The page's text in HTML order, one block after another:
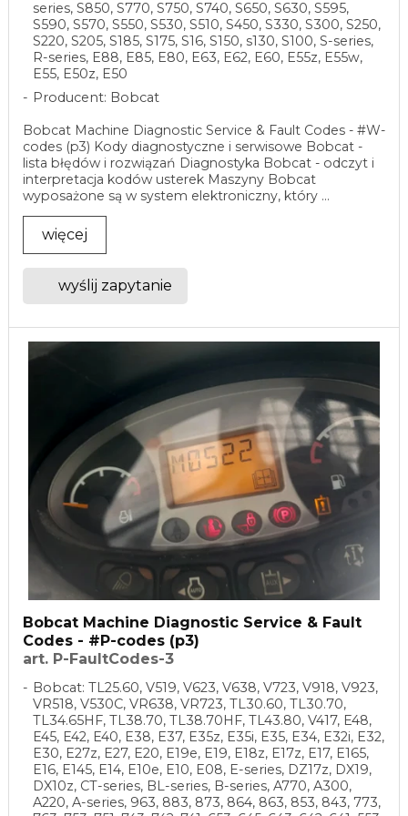
series, S850, S770, S750, S740, S650, S630, S595,
S590, S570, S550, S530, S510, S450, S330, S300, S250,
S220, S205, S185, S175, S16, S150, s130, S100, S-series,
R-series, E88, E85, E80, E63, E62, E60, E55z, E55w,
E55, E50z, E50
Producent: Bobcat
Bobcat Machine Diagnostic Service & Fault Codes - #W-
codes (p3) Kody diagnostyczne i serwisowe Bobcat -
lista błędów i rozwiązań Diagnostyka Bobcat - odczyt i
interpretacja kodów usterek Maszyny Bobcat
wyposażone są w system elektroniczny, który ...
więcej
wyślij zapytanie
Bobcat Machine Diagnostic Service & Fault
Codes - #P-codes (p3)
art. P-FaultCodes-3
Bobcat: TL25.60, V519, V623, V638, V723, V918, V923,
VR518, V530C, VR638, VR723, TL30.60, TL30.70,
TL34.65HF, TL38.70, TL38.70HF, TL43.80, V417, E48,
E45, E42, E40, E38, E37, E35z, E35i, E35, E34, E32i, E32,
E30, E27z, E27, E20, E19e, E19, E18z, E17z, E17, E165,
E16, E145, E14, E10e, E10, E08, E-series, DZ17z, DX19,
DX10z, CT-series, BL-series, B-series, A770, A300,
A220, A-series, 963, 883, 873, 864, 863, 853, 843, 773,